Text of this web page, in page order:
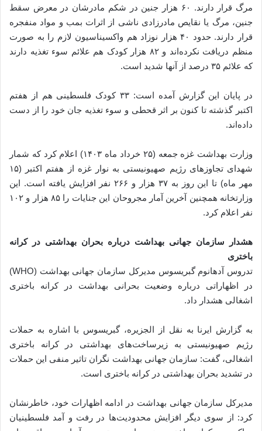
مرگ قرار دارند. ۶۰ هزار جنین در شکم مادرشان در معرض سقط
جنین، مرگ یا نقایص مادرزادی ناشی از اثرات بمب و مواد منفجره
قرار دارند. حدود ۴۰ هزار نوزاد هم واکسیناسیون لازم را به صورت
منظم دریافت نکرده‌اند و ۸۲ هزار کودک هم علائم سوء تغذیه دارند
که علائم ۳۵ درصد از آنها شدید است.
در پایان این گزارش آمده است: ۳۳ کودک فلسطینی هم از هفتم
اکتبر گذشته تا کنون بر اثر قحطی و سوء تغذیه جان خود را از دست
داده‌اند.
وزارت بهداشت غزه جمعه (۲۵ خرداد ماه ۱۴۰۳) اعلام کرد که شمار
شهدای تجاوزهای رژیم صهیونیستی به نوار غزه از هفتم اکتبر (۱۵
مهر ماه) تا این روز به ۳۷ هزار و ۲۶۶ نفر افزایش یافته است. این
وزارتخانه همچنین آخرین آمار مجروحان این جنایات را ۸۵ هزار و ۱۰۲
نفر اعلام کرد.
هشدار سازمان جهانی بهداشت درباره بحران بهداشتی در کرانه
باختری
تدروس آدهانوم گبریسوس مدیرکل سازمان جهانی بهداشت (WHO)
در اظهاراتی درباره وضعیت بحرانی بهداشت در کرانه باختری
اشغالی هشدار داد.
به گزارش ایرنا به نقل از الجزیره، گبریسوس با اشاره به حملات
رژیم صهیونیستی به زیرساخت‌های بهداشتی در کرانه باختری
اشغالی، گفت: سازمان جهانی بهداشت نگران تاثیر منفی این حملات
در تشدید بحران بهداشتی در کرانه باختری است.
مدیرکل سازمان جهانی بهداشت در ادامه اظهارات خود، خاطرنشان
کرد: از سوی دیگر افزایش محدودیت‌ها در رفت و آمد فلسطینیان